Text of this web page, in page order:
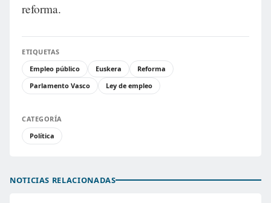
reforma.
ETIQUETAS
Empleo público
Euskera
Reforma
Parlamento Vasco
Ley de empleo
CATEGORÍA
Política
NOTICIAS RELACIONADAS